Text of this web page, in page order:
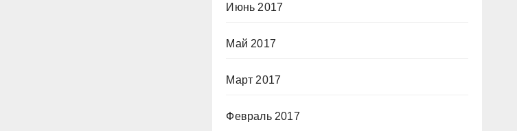
Июнь 2017
Май 2017
Март 2017
Февраль 2017